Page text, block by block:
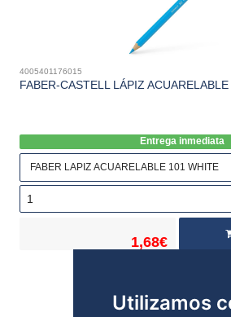
Utilizamos
4005401176015
FABER-CASTELL LÁPIZ
Entrega inmediata
1,68€